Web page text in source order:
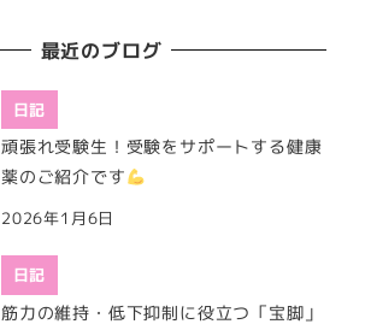
最近のブログ
日記
頑張れ受験生！受験をサポートする健康
薬のご紹介です
2026年1月6日
日記
筋力の維持・低下抑制に役立つ「宝脚」